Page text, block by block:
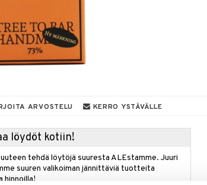
ARVOSTELU KERRO YSTÄVÄLLE
löydöt kotiin!
tehdä löytöjä suuresta ALEstamme. Juuri
suuren valikoiman jännittäviä tuotteita
hinnoilla!